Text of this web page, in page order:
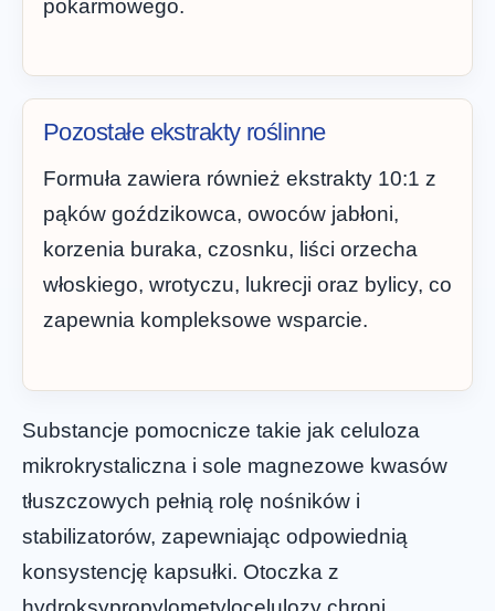
pokarmowego.
Pozostałe ekstrakty roślinne
Formuła zawiera również ekstrakty 10:1 z
pąków goździkowca, owoców jabłoni,
korzenia buraka, czosnku, liści orzecha
włoskiego, wrotyczu, lukrecji oraz bylicy, co
zapewnia kompleksowe wsparcie.
Substancje pomocnicze takie jak celuloza
mikrokrystaliczna i sole magnezowe kwasów
tłuszczowych pełnią rolę nośników i
stabilizatorów, zapewniając odpowiednią
konsystencję kapsułki. Otoczka z